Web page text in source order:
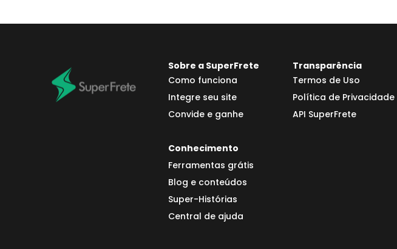
Sobre a SuperFrete
Como funciona
Integre seu site
Convide e ganhe
Conhecimento
Ferramentas grátis
Blog e conteúdos
Super-Histórias
Central de ajuda
Transparência
Termos de Uso
Política de Privacidade
API SuperFrete